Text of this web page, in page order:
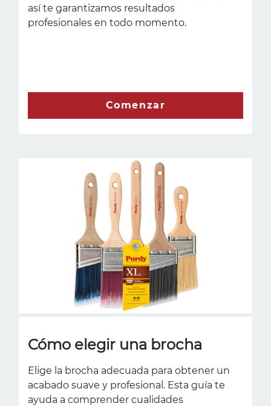
así te garantizamos resultados
profesionales en todo momento.
Comenzar
Cómo elegir una brocha
Elige la brocha adecuada para obtener un
acabado suave y profesional. Esta guía te
ayuda a comprender cualidades